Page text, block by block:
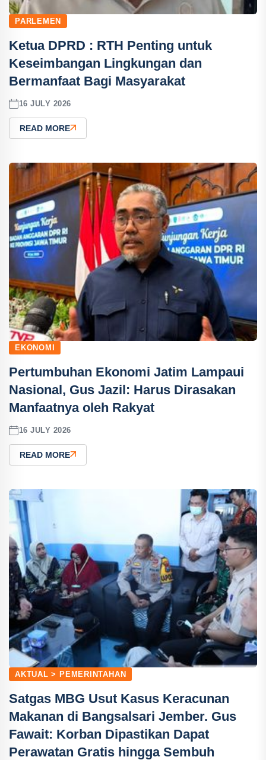
PARLEMEN
Ketua DPRD : RTH Penting untuk
Keseimbangan Lingkungan dan
Bermanfaat Bagi Masyarakat
16 JULY 2026
READ MORE
EKONOMI
Pertumbuhan Ekonomi Jatim Lampaui
Nasional, Gus Jazil: Harus Dirasakan
Manfaatnya oleh Rakyat
16 JULY 2026
READ MORE
AKTUAL > PEMERINTAHAN
Satgas MBG Usut Kasus Keracunan
Makanan di Bangsalsari Jember. Gus
Fawait: Korban Dipastikan Dapat
Perawatan Gratis hingga Sembuh